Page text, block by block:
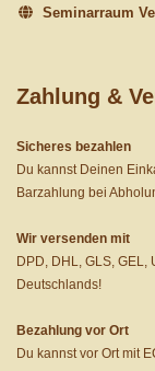
Seminarraum
Zahlung &
Sicheres bezahlen
Du kannst Deinen
Barzahlung bei
Wir versenden mit
DPD, DHL, GLS,
Deutschlands!
Bezahlung vor Ort
Du kannst vor Ort mit